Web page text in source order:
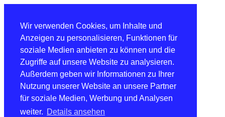
Wir verwenden Cookies, um Inhalte und
Anzeigen zu personalisieren, Funktionen für
soziale Medien anbieten zu können und die
Zugriffe auf unsere Website zu analysieren.
Außerdem geben wir Informationen zu Ihrer
Nutzung unserer Website an unsere Partner
für soziale Medien, Werbung und Analysen
weiter. Details ansehen